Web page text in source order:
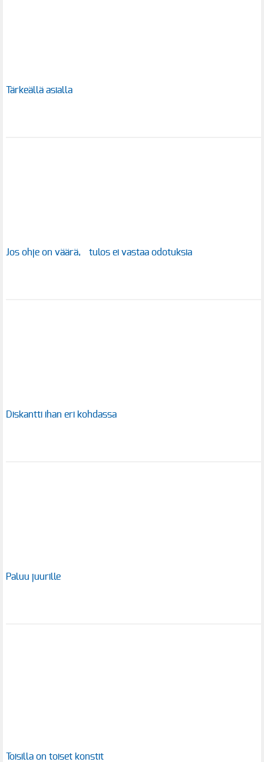
Tärkeällä asialla
Jos ohje on väärä, tulos ei vastaa odotuksia
Diskantti ihan eri kohdassa
Paluu juurille
Toisilla on toiset konstit